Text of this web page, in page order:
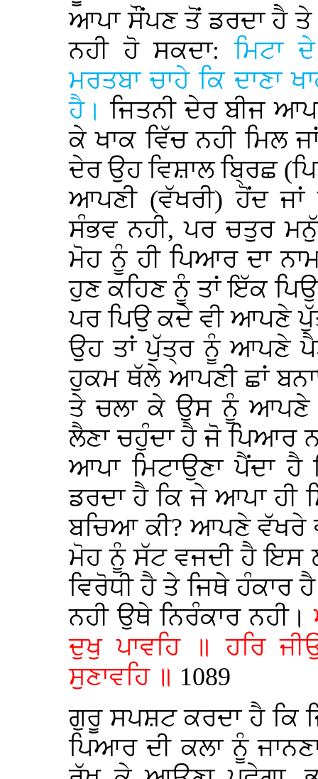
ਆਪਾ ਸੌਂਪਣ ਤੋਂ ਡਰਦਾ ਹੈ ਤੇ
ਨਹੀ ਹੋ ਸਕਦਾ:ਮਿਟਾ
ਮਰਤਬਾ ਚਾਹੇ ਕਿ ਦਾਣਾ
ਹੈ।ਜਿਤਨੀ ਦੇਰ ਬੀਜ
ਕੇ ਖਾਕ ਵਿੱਚ ਨਹੀ ਮਿਲ
ਦੇਰ ਉਹ ਵਿਸ਼ਾਲ ਬ੍ਰਿਛ
ਆਪਣੀ (ਵੱਖਰੀ) ਹੋਂਦ ਜਾਂ
ਸੰਭਵ ਨਹੀ, ਪਰ ਚਤੁਰ
ਮੋਹ ਨੂੰ ਹੀ ਪਿਆਰ ਦਾ
ਹੁਣ ਕਹਿਣ ਨੂੰ ਤਾਂ ਇੱਕ
ਪਰ ਪਿਉ ਕਦੇ ਵੀ ਆਪਣੇ
ਉਹ ਤਾਂ ਪੁੱਤ੍ਰ ਨੂੰ ਆਪਣੇ
ਹੁਕਮ ਥੱਲੇ ਆਪਣੀ ਛਾਂ
ਤੇ ਚਲਾ ਕੇ ਉਸ ਨੂੰ ਆਪਣੇ
ਲੈਣਾ ਚਹੁੰਦਾ ਹੈ ਜੋ ਪਿਆਰ
ਆਪਾ ਮਿਟਾਉਣਾ ਪੈਂਦਾ
ਡਰਦਾ ਹੈ ਕਿ ਜੇ ਆਪਾ ਹੀ
ਬਚਿਆ ਕੀ? ਆਪਣੇ ਵੱਖਰੇ
ਮੋਹ ਨੂੰ ਸੱਟ ਵਜਦੀ ਹੈ ਇਸ
ਵਿਰੋਧੀ ਹੈ ਤੇ ਜਿਥੇ
ਨਹੀ ਉਥੇ ਨਿਰੰਕਾਰ ਨਹੀ।
ਦੁਖੁ ਪਾਵਹਿ ॥ ਹਰਿ
ਸੁਣਾਵਹਿ ॥ 1089
ਗੁਰੂ ਸਪਸ਼ਟ ਕਰਦਾ ਹੈ ਕਿ
ਪਿਆਰ ਦੀ ਕਲਾ ਨੂੰ